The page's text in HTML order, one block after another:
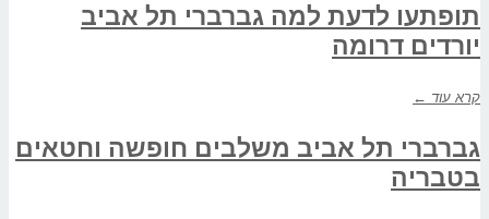
תופתעו לדעת למה גברברי תל אביב
יורדים דרומה
קרא עוד ←
גברברי תל אביב משלבים חופשה וחטאים
בטבריה